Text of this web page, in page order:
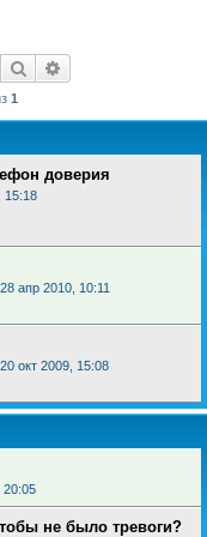
Поиск
1
доверия
15:18
28 апр 2010, 10:11
20 окт 2009, 15:08
20:05
не было тревоги?